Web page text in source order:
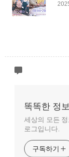
똑똑한 정
세상의 모든
로그입니다.
구독하기